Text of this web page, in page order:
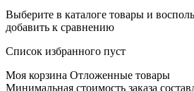
Выберите в каталоге товары и
добавить к сравнению
Список избранного пуст
Моя корзина Отложенные товары
Минимальная стоимость заказа